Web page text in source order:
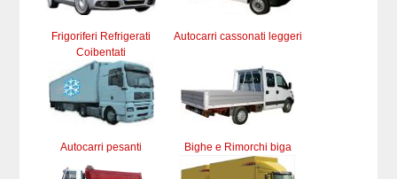
Frigoriferi Refrigerati
Coibentati
Autocarri cassonati leggeri
Autocarri pesanti Bighe e Rimorchi biga